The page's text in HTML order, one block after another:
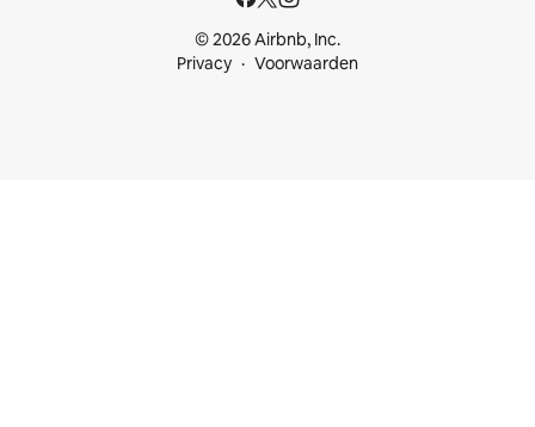
© 2026 Airbnb, Inc.
Privacy
Voorwaarden